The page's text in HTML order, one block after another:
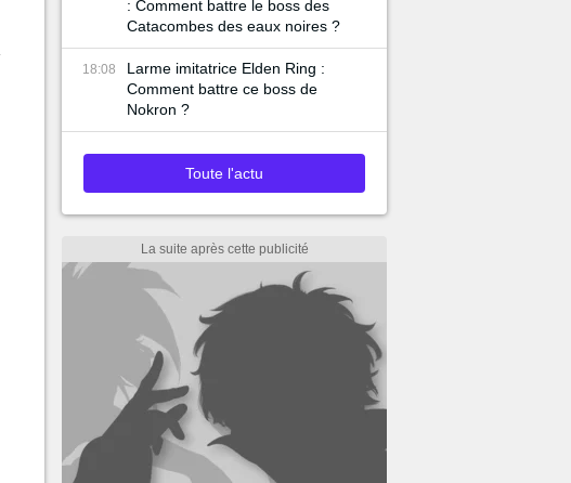
: Comment battre le boss des
Catacombes des eaux noires ?
18:08
Larme imitatrice Elden Ring :
Comment battre ce boss de
Nokron ?
Toute l'actu